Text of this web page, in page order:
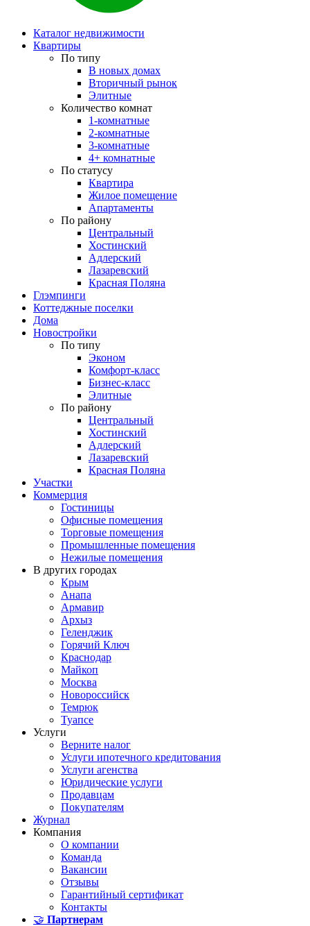
Каталог недвижимости
Квартиры
По типу
В новых домах
Вторичный рынок
Элитные
Количество комнат
1-комнатные
2-комнатные
3-комнатные
4+ комнатные
По статусу
Квартира
Жилое помещение
Апартаменты
По району
Центральный
Хостинский
Адлерский
Лазаревский
Красная Поляна
Глэмпинги
Коттеджные поселки
Дома
Новостройки
По типу
Эконом
Комфорт-класс
Бизнес-класс
Элитные
По району
Центральный
Хостинский
Адлерский
Лазаревский
Красная Поляна
Участки
Коммерция
Гостиницы
Офисные помещения
Торговые помещения
Промышленные помещения
Нежилые помещения
В других городах
Крым
Анапа
Армавир
Архыз
Геленджик
Горячий Ключ
Краснодар
Майкоп
Москва
Новороссийск
Темрюк
Туапсе
Услуги
Верните налог
Услуги ипотечного кредитования
Услуги агенства
Юридические услуги
Продавцам
Покупателям
Журнал
Компания
О компании
Команда
Вакансии
Отзывы
Гарантийный сертификат
Контакты
🤝 Партнерам